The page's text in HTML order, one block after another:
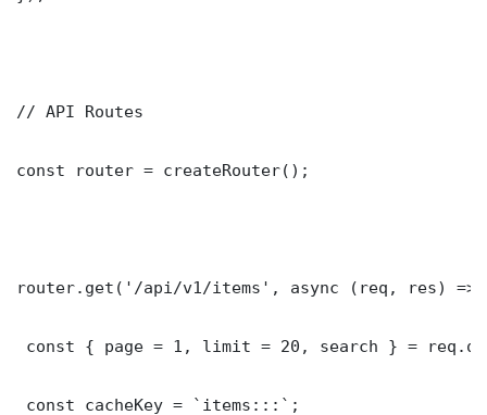
// API Routes
const router = createRouter();
router.get('/api/v1/items', async (req, res) =>
const { page = 1, limit = 20, search } =
const cacheKey = `items:::`;